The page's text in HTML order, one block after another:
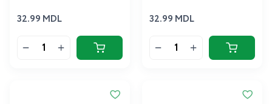
32.99 MDL 32.99 MDL